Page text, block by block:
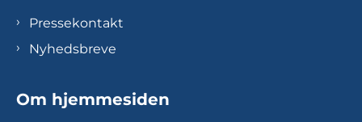
Pressekontakt
Nyhedsbreve
Om hjemmesiden